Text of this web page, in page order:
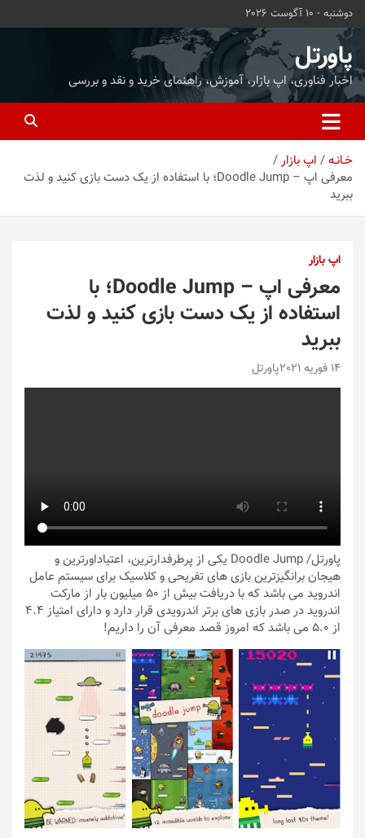
محتوا
بروید
دوشنبه - 10 آگوست 2026
پاورتل
اخبار فناوری، اپ بازار، آموزش، راهنمای خرید و نقد و بررسی
خـانـه
اپ بازار
معرفی اپ – Doodle Jump؛ با استفاده از یک دست بازی کنید و لذت
ببرید
اپ بازار
معرفی اپ – Doodle Jump؛ با
استفاده از یک دست بازی کنید و لذت
ببرید
14 فوریه 2021 پاورتل
پاورتل
/ Doodle Jump یکی از پرطرفدارترین، اعتیاداورترین و
هیجان برانگیزترین بازی های تفریحی و کلاسیک برای سیستم عامل
اندروید می باشد که با دریافت بیش از 50 میلیون بار از مارکت
اندروید در صدر بازی های برتر اندرویدی قرار دارد و دارای امتیاز 4.4
از 5.0 می باشد که امروز قصد معرفی آن را داریم!